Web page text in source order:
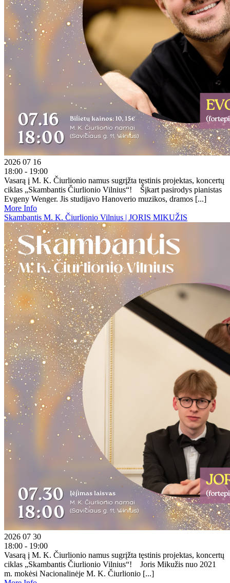
2026 07 16
18:00 - 19:00
Vasarą į M. K. Čiurlionio namus sugrįžta tęstinis projektas, koncertų
ciklas „Skambantis Čiurlionio Vilnius“! Šįkart pasirodys pianistas
Evgeny Wenger. Jis studijavo Hanoverio muzikos, dramos [...]
More Info
Skambantis M. K. Čiurlionio Vilnius | JORIS MIKUŽIS
2026 07 30
18:00 - 19:00
Vasarą į M. K. Čiurlionio namus sugrįžta tęstinis projektas, koncertų
ciklas „Skambantis Čiurlionio Vilnius“! Joris Mikužis nuo 2021
m. mokėsi Nacionalinėje M. K. Čiurlionio [...]